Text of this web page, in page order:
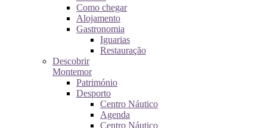
Como chegar
Alojamento
Gastronomia
Iguarias
Restauração
Descobrir
Montemor
Património
Desporto
Centro Náutico
Agenda
Centro Náutico